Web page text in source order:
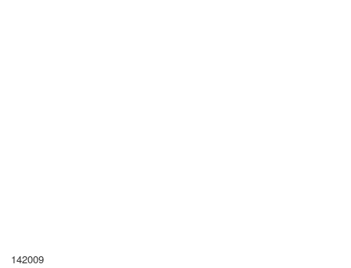
142009